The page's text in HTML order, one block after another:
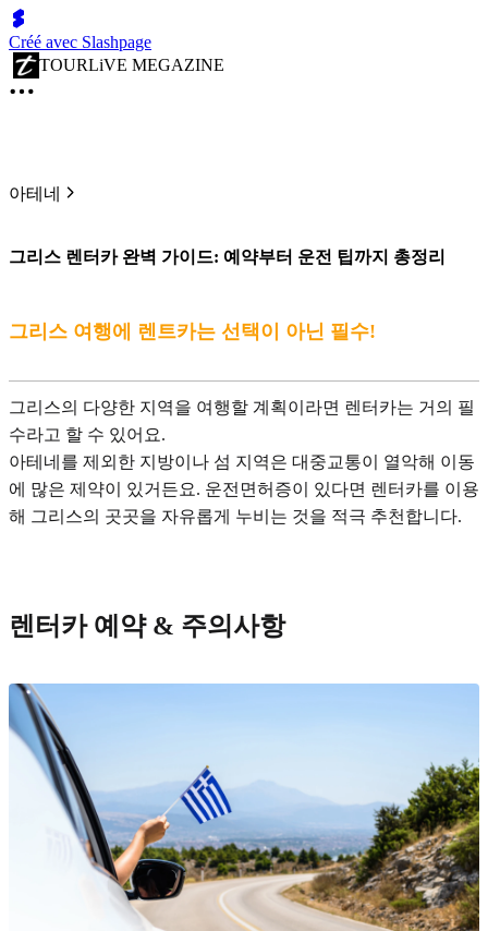
Créé avec Slashpage
TOURLiVE MEGAZINE
아테네
그리스 렌터카 완벽 가이드: 예약부터 운전 팁까지 총정리
그리스 여행에 렌트카는 선택이 아닌 필수!
그리스의 다양한 지역을 여행할 계획이라면 렌터카는 거의 필
수라고 할 수 있어요.
아테네를 제외한 지방이나 섬 지역은 대중교통이 열악해 이동
에 많은 제약이 있거든요. 운전면허증이 있다면 렌터카를 이용
해 그리스의 곳곳을 자유롭게 누비는 것을 적극 추천합니다.
렌터카 예약 & 주의사항